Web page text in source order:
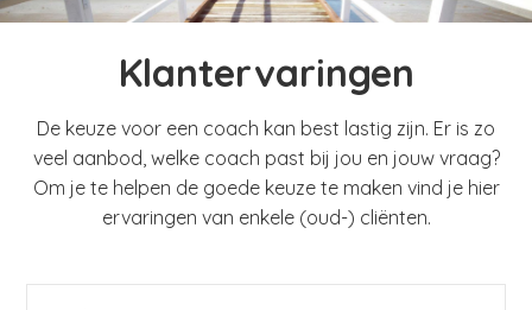
Klantervaringen
De keuze voor een coach kan best lastig zijn. Er is zo
veel aanbod, welke coach past bij jou en jouw vraag?
Om je te helpen de goede keuze te maken vind je hier
ervaringen van enkele (oud-) cliënten.